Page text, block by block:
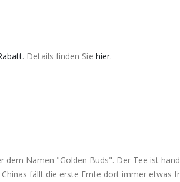
. Details finden Sie hier.
dem Namen "Golden Buds". Der Tee ist
fällt die erste Ernte dort immer etwas